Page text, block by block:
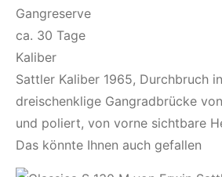
Gangreserve
ca. 30 Tage
Kaliber
Sattler Kaliber 1965, Durchbruch
dreischenklige Gangradbrücke
und poliert, von vorne sichtbare
Das könnte Ihnen auch gefallen